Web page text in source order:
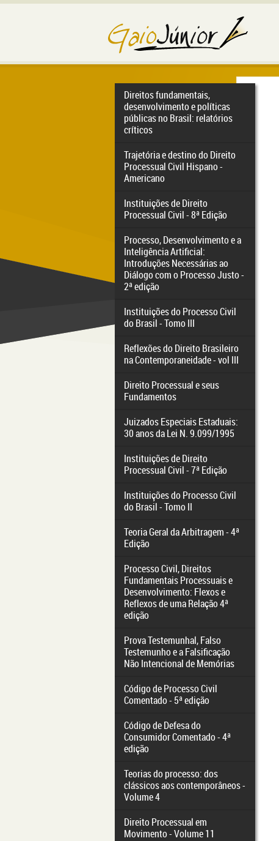
Direitos fundamentais,
desenvolvimento e políticas
públicas no Brasil: relatórios
críticos
Trajetória e destino do Direito
Processual Civil Hispano -
Americano
Instituições de Direito
Processual Civil - 8ª Edição
Processo, Desenvolvimento e a
Inteligência Artificial:
Introduções Necessárias ao
Diálogo com o Processo Justo -
2ª edição
Instituições do Processo Civil
do Brasil - Tomo III
Reflexões do Direito Brasileiro
na Contemporaneidade - vol III
Direito Processual e seus
Fundamentos
Juizados Especiais Estaduais:
30 anos da Lei N. 9.099/1995
Instituições de Direito
Processual Civil - 7ª Edição
Instituições do Processo Civil
do Brasil - Tomo II
Teoria Geral da Arbitragem - 4ª
Edição
Processo Civil, Direitos
Fundamentais Processuais e
Desenvolvimento: Flexos e
Reflexos de uma Relação 4ª
edição
Prova Testemunhal, Falso
Testemunho e a Falsificação
Não Intencional de Memórias
Código de Processo Civil
Comentado - 5ª edição
Código de Defesa do
Consumidor Comentado - 4ª
edição
Teorias do processo: dos
clássicos aos contemporâneos -
Volume 4
Direito Processual em
Movimento - Volume 11